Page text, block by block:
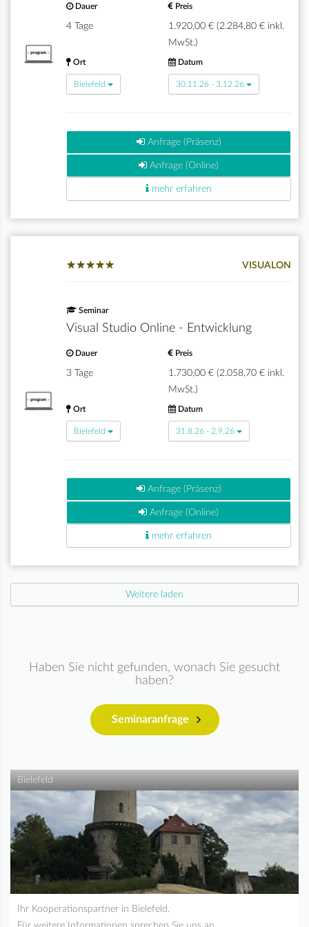
Dauer
4 Tage
Preis
1.920,00 € (2.284,80 € inkl.
MwSt.)
Ort
Bielefeld
Datum
30.11.26 - 3.12.26
Anfrage (Präsenz)
Anfrage (Online)
mehr erfahren
★★★★★
★★★★★ VISUALON
Seminar
Visual Studio Online - Entwicklung
Dauer
3 Tage
Preis
1.730,00 € (2.058,70 € inkl.
MwSt.)
Ort
Bielefeld
Datum
31.8.26 - 2.9.26
Anfrage (Präsenz)
Anfrage (Online)
mehr erfahren
Weitere laden
Haben Sie nicht gefunden, wonach Sie gesucht
haben?
Seminaranfrage
Bielefeld
Ihr Kooperationspartner in Bielefeld.